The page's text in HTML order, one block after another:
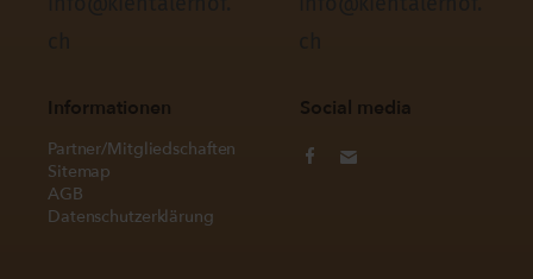
Informationen
Partner/Mitgliedschaften
Sitemap
AGB
Datenschutzerklärung
Social media